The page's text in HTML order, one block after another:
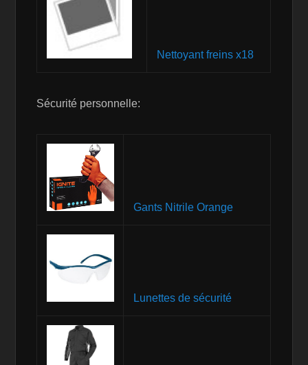
Nettoyant freins x18
Sécurité personnelle:
Gants Nitrile Orange
Lunettes de sécurité